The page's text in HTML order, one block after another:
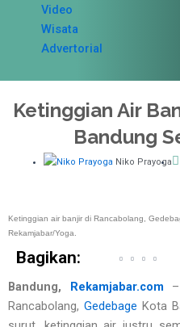
Video
Wisata
Advertorial
Ketinggian Air
Bandung
Niko Prayoga
Ketinggian air banjir di Rancabolang,
Rekamjabar/Yoga.
Bagikan:
Bandung, Rekamjabar.com
Rancabolang, Gedebage Kota